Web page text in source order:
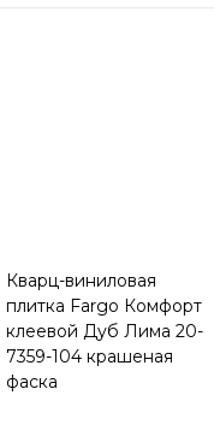
Кварц-виниловая
плитка Fargo Комфорт
клеевой Дуб Лима 20-
7359-104 крашеная
фаска